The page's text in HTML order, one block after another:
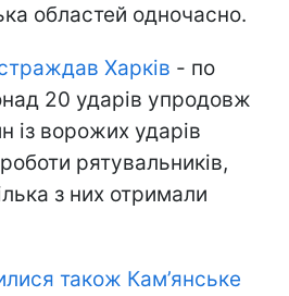
областей одночасно.
Харків - по
20 ударів упродовж
із ворожих ударів
рятувальників,
з них отримали
також Кам’янське